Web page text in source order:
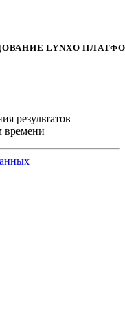
LYNXО
результатов
времени